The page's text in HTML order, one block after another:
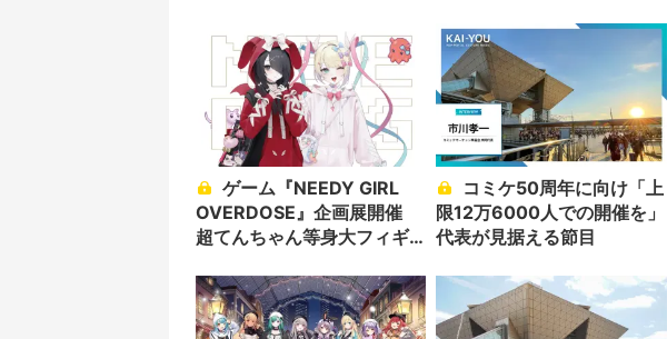
OVERDOSE』企画展開催
超てんちゃん等身大フィギ
限12万6000人での開催を」
代表が見据える節目